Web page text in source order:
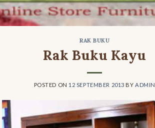
RAK BUKU
Rak Buku Kayu
POSTED ON 12 SEPTEMBER 2013 BY ADMIN